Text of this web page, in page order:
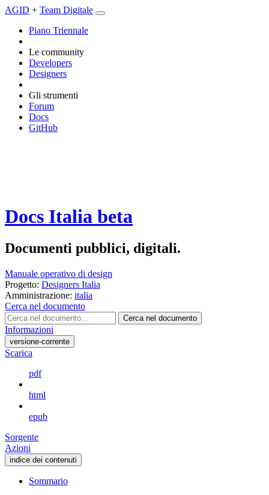
AGID + Team Digitale
Piano Triennale
Le community
Developers
Designers
Gli strumenti
Forum
Docs
GitHub
Docs Italia beta
Documenti pubblici, digitali.
Manuale operativo di design
Progetto: Designers Italia
Amministrazione: italia
Cerca nel documento
Cerca nel documento
Informazioni
versione-corrente
Scarica
pdf
html
epub
Sorgente
Azioni
indice dei contenuti
Sommario